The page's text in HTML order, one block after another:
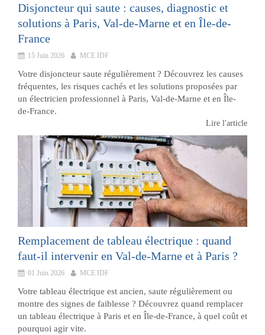
Disjoncteur qui saute : causes, diagnostic et
solutions à Paris, Val-de-Marne et en Île-de-
France
15 Juin 2026 MCE IDF
Votre disjoncteur saute régulièrement ? Découvrez les causes
fréquentes, les risques cachés et les solutions proposées par
un électricien professionnel à Paris, Val-de-Marne et en Île-
de-France.
Lire l'article
Remplacement de tableau électrique : quand
faut-il intervenir en Val-de-Marne et à Paris ?
01 Juin 2026 MCE IDF
Votre tableau électrique est ancien, saute régulièrement ou
montre des signes de faiblesse ? Découvrez quand remplacer
un tableau électrique à Paris et en Île-de-France, à quel coût et
pourquoi agir vite.